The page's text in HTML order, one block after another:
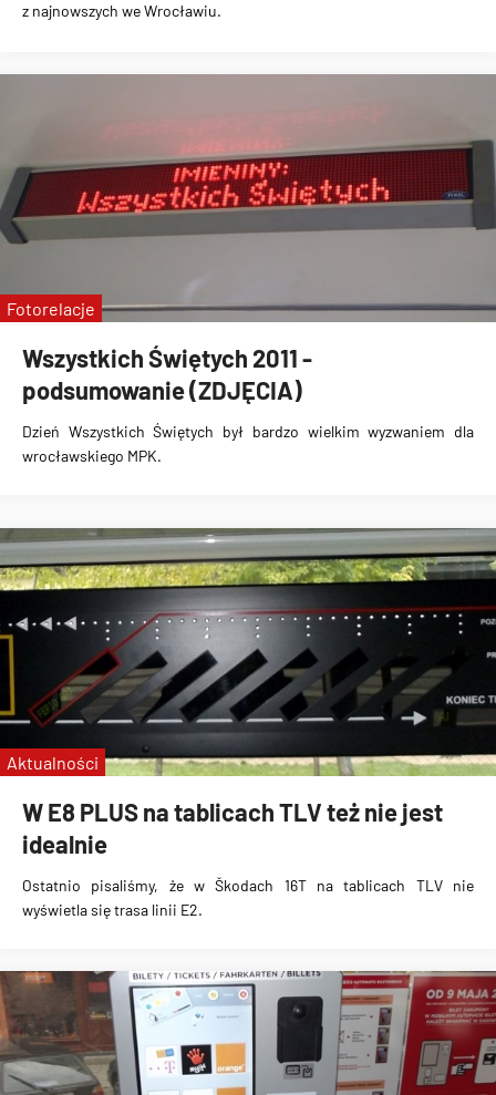
z najnowszych we Wrocławiu.
Wszystkich Świętych 2011 -
podsumowanie (ZDJĘCIA)
Dzień Wszystkich Świętych był bardzo wielkim wyzwaniem dla
wrocławskiego MPK.
Fotorelacje
W E8 PLUS na tablicach TLV też nie jest
idealnie
Ostatnio pisaliśmy, że wŠkodach 16T na tablicach TLV nie
wyświetla się trasa linii E2.
Aktualności